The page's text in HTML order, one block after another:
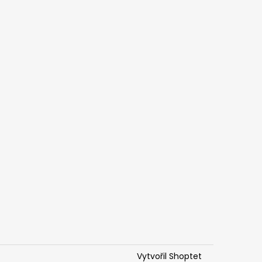
Vytvořil Shoptet